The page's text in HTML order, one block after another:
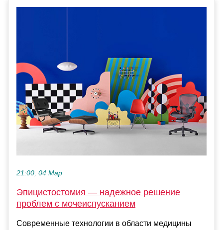
21:00, 04 Мар
Эпицистостомия — надежное решение
проблем с мочеиспусканием
Современные технологии в области медицины